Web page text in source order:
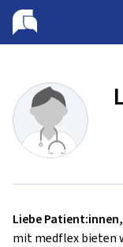
Liebe Patient:innen,
mit medflex bieten